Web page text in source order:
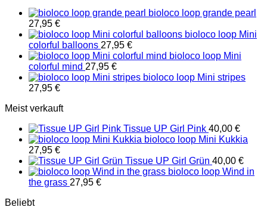
bioloco loop grande pearl
27,95 €
bioloco loop Mini
colorful balloons 27,95 €
bioloco loop Mini
colorful mind 27,95 €
bioloco loop Mini stripes
27,95 €
Meist verkauft
Tissue UP Girl Pink 40,00 €
bioloco loop Mini Kukkia
27,95 €
Tissue UP Girl Grün 40,00 €
bioloco loop Wind in
the grass 27,95 €
Beliebt